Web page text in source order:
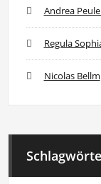
Andrea
Regula
Nicolas Bellm